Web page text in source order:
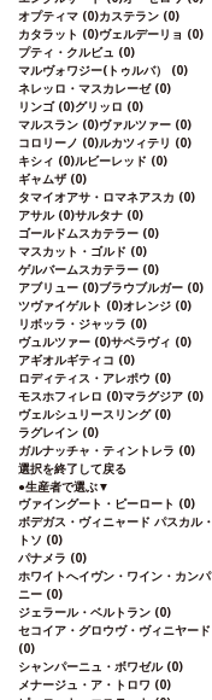
オプティマ (0)カステラン (0)
カタラット (0)ヴェルデーリョ (0)
プティ・クルビュ (0)
マルヴォワジー(トゥルバ） (0)
ネレッロ・マスカレーゼ (0)
リンゴ (0)グリッロ (0)
マルスラン (0)ヴァルツァー (0)
コロリーノ (0)ルカツィテリ (0)
キシィ (0)ルビーレッド (0)
ギャムザ (0)
タマイオアサ・ロマネアスカ (0)
アサル (0)サルタナ (0)
ゴールドムスカテラー (0)
マスカット・ゴルド (0)
ゲルバームスカテラー (0)
アブリュー (0)ブラウブルガー (0)
ツヴァイゲルト (0)オレンジ (0)
リボッラ・ジャッラ (0)
ヴュルツァー (0)サペラヴィ (0)
アギオルギティコ (0)
ロディティス・アレポウ (0)
モスホフィレロ (0)マラグジア (0)
ヴェルシュリースリング (0)
ラグレイン (0)
ガルナッチャ・ティントレラ (0)
選択を終了して戻る
●生産者で選ぶ▼
ヴァイングート・ピーロート (0)
ボデガス・ヴィニャード パスカル・
トソ (0)
パナメラ (0)
ホワイトへイヴン・ワイン・カンパ
ニー (0)
ジェラール・ベルトラン (0)
セコイア・グロウヴ・ヴィニヤード
(0)
シャンパーニュ・ボワゼル (0)
メナージュ・ア・トロワ (0)